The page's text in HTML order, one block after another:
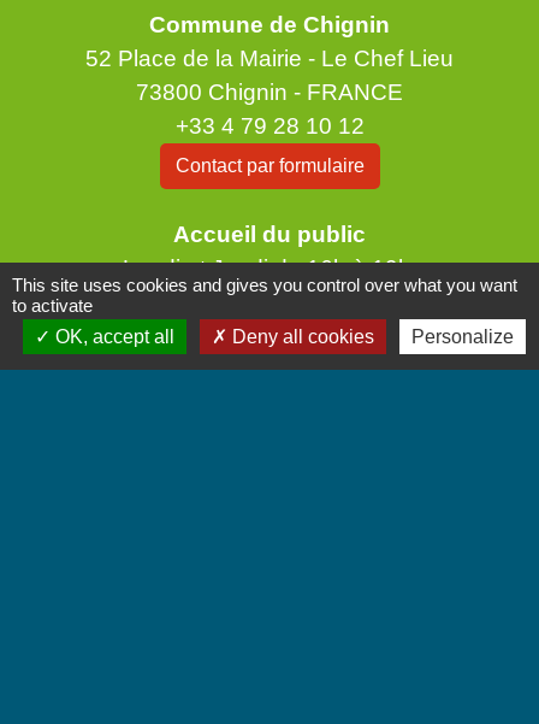
Commune de Chignin
52 Place de la Mairie - Le Chef Lieu
73800 Chignin - FRANCE
+33 4 79 28 10 12
Contact par formulaire
Accueil du public
Lundi et Jeudi de 16h à 19h.
Vendredi de 9h à 12h.
This site uses cookies and gives you control over what you want
to activate
OK, accept all
Deny all cookies Personalize